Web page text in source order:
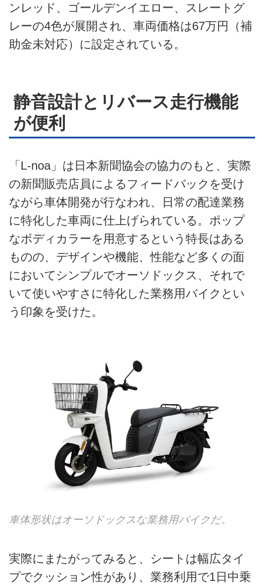
ンレッド、ゴールデンイエロー、スレートグ
レーの4色が展開され、車両価格は67万円（補
助金未対応）に設定されている。
静音設計とリバース走行機能
が便利
「L-noa」は日本新聞協会の協力のもと、実際
の新聞販売店員によるフィードバックを受け
ながら車体開発が行なわれ、日常の配達業務
に特化した車両に仕上げられている。ポップ
なボディカラーを用意するという特長はある
ものの、デザインや機能、性能など多くの面
においてシンプルでオーソドックス、それで
いて使いやすさに特化した業務用バイクとい
う印象を受けた。
車体形状はオーソドックスな業務用バイクだ。
実際にまたがってみると、シートは幅広タイ
プでクッション性があり、業務利用で1日中乗